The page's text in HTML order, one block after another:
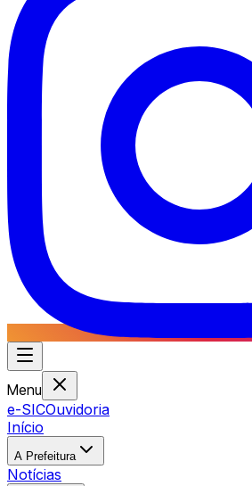
Menu
e-SICOuvidoria
Início
A Prefeitura
Notícias